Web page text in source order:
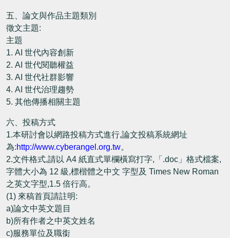
五、論文與作品主題類別
徵文主題:
主題
1. AI 世代內容創新
2. AI 世代閱聽權益
3. AI 世代社群影響
4. AI 世代治理趨勢
5. 其他傳播相關主題
六、投稿方式
1.本研討會以網路投稿方式進行,論文投稿系統網址
為:http://www.cyberangel.org.tw。
2.文件格式,請以 A4 紙直式單欄橫寫打字,「.doc」格式檔案,
字體大小為 12 級,標楷體之中文 字型及 Times New Roman
之英文字型,1.5 倍行高。
(1) 來稿首頁請註明:
a)論文中英文題目
b)所有作者之中英文姓名
c)服務單位及職銜